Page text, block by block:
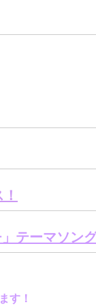
テーマソン
す ！